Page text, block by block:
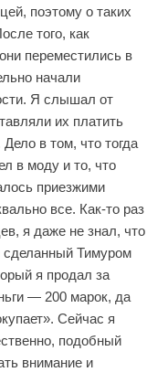
поэтому о таких
того, как
переместились в
начали
Я слышал от
их платить
в том, что тогда
в моду и то, что
приезжими
все. Как-то раз
я даже не знал, что
сделанный Тимуром
я продал за
— 200 марок, да
Сейчас я
подобный
внимание и